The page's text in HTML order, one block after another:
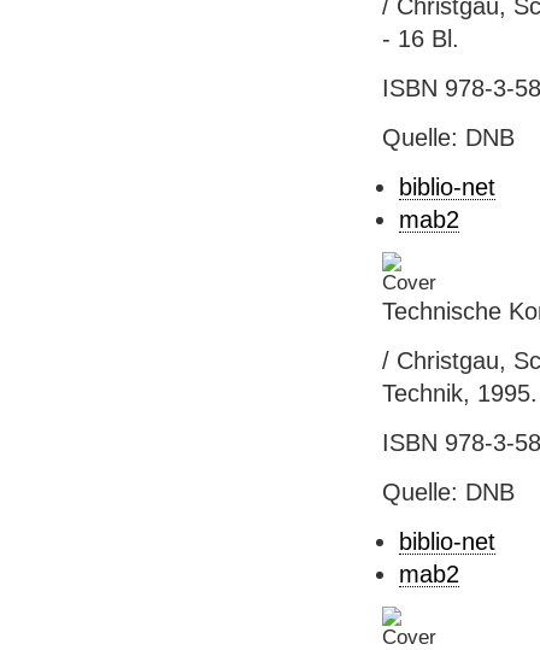
/ Christgau,
- 16 Bl.
ISBN 978-3-
Quelle: DNB
biblio-net
mab2
Technische
/ Christgau,
Technik,
ISBN 978-3-
Quelle: DNB
biblio-net
mab2